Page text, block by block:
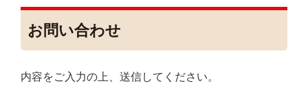
お問い合わせ
内容をご入力の上、送信してください。